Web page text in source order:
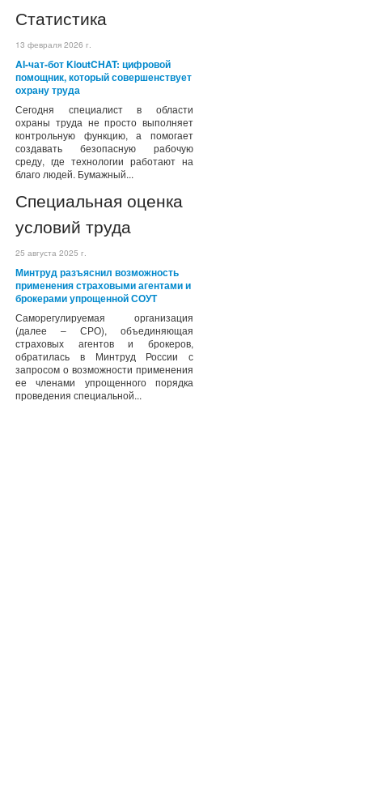
Статистика
13 февраля 2026 г.
AI-чат-бот KioutCHAT: цифровой
помощник, который совершенствует
охрану труда
Сегодня специалист в области
охраны труда не просто выполняет
контрольную функцию, а помогает
создавать безопасную рабочую
среду, где технологии работают на
благо людей. Бумажный...
Специальная оценка
условий труда
25 августа 2025 г.
Минтруд разъяснил возможность
применения страховыми агентами и
брокерами упрощенной СОУТ
Саморегулируемая организация
(далее – СРО), объединяющая
страховых агентов и брокеров,
обратилась в Минтруд России с
запросом о возможности применения
ее членами упрощенного порядка
проведения специальной...